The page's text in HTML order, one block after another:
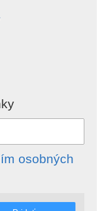
osobných